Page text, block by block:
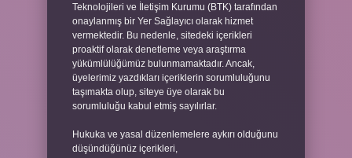
Teknolojileri ve İletişim Kurumu (BTK) tarafından
onaylanmış bir Yer Sağlayıcı olarak hizmet
vermektedir. Bu nedenle, sitedeki içerikleri
proaktif olarak denetleme veya araştırma
yükümlülüğümüz bulunmamaktadır. Ancak,
üyelerimiz yazdıkları içeriklerin sorumluluğunu
taşımakta olup, siteye üye olarak bu
sorumluluğu kabul etmiş sayılırlar.
Hukuka ve yasal düzenlemelere aykırı olduğunu
düşündüğünüz içerikleri,